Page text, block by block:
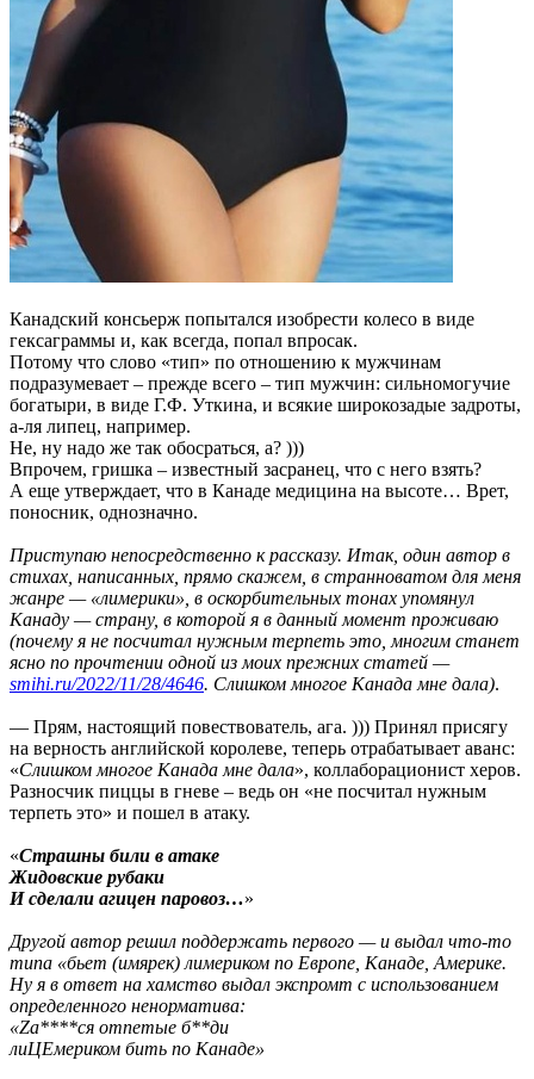
Канадский консьерж попытался изобрести колесо в виде
гексаграммы и, как всегда, попал впросак.
Потому что слово «тип» по отношению к мужчинам
подразумевает – прежде всего – тип мужчин: сильномогучие
богатыри, в виде Г.Ф. Уткина, и всякие широкозадые задроты,
а-ля липец, например.
Не, ну надо же так обосраться, а? )))
Впрочем, гришка – известный засранец, что с него взять?
А еще утверждает, что в Канаде медицина на высоте… Врет,
поносник, однозначно.
Приступаю непосредственно к рассказу. Итак, один автор в
стихах, написанных, прямо скажем, в странноватом для меня
жанре — «лимерики», в оскорбительных тонах упомянул
Канаду — страну, в которой я в данный момент проживаю
(почему я не посчитал нужным терпеть это, многим станет
ясно по прочтении одной из моих прежних статей —
sтihi.ru/2022/11/28/4646. Слишком многое Канада мне дала).
— Прям, настоящий повествователь, ага. ))) Принял присягу
на верность английской королеве, теперь отрабатывает аванс:
«Слишком многое Канада мне дала», коллаборационист херов.
Разносчик пиццы в гневе – ведь он «не посчитал нужным
терпеть это» и пошел в атаку.
«Страшны били в атаке
Жидовские рубаки
И сделали агицен паровоз…»
Другой автор решил поддержать первого — и выдал что-то
типа «бьет (имярек) лимериком по Европе, Канаде, Америке.
Ну я в ответ на хамство выдал экспромт с использованием
определенного ненорматива:
«Zа****ся отпетые б**ди
лиЦЕмериком бить по Канаде»